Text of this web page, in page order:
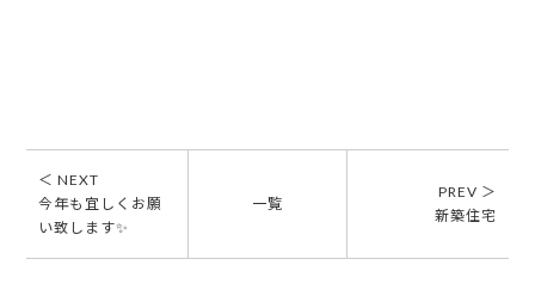
＜ NEXT
今年も宜しくお願
い致します✨
一覧
PREV ＞
新築住宅